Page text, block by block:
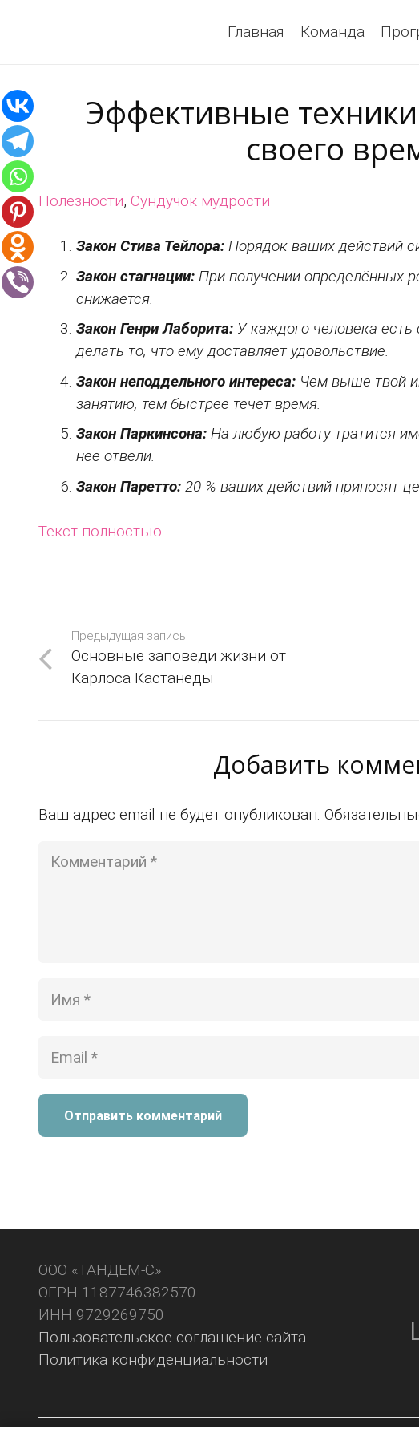
Главная Команда
Эффективные
своего
Полезности, Сундучок мудрости
Закон Стива Тейлора: Порядок ваших действий
Закон стагнации: При получении определённых
снижается.
Закон Генри Лаборита: У каждого человека есть
делать то, что ему доставляет удовольствие.
Закон неподдельного интереса: Чем выше твой
занятию, тем быстрее течёт время.
Закон Паркинсона: На любую работу тратится
неё отвели.
Закон Паретто: 20 % ваших действий приносят
Текст полностью...
Предыдущая запись
Основные заповеди жизни от
Карлоса Кастанеды
Добавить
Ваш адрес email не будет опубликован.
Отправить комментарий
ООО «ТАНДЕМ-С»
ОГРН 1187746382570
ИНН 9729269750
Пользовательское соглашение сайта
Политика конфиденциальности